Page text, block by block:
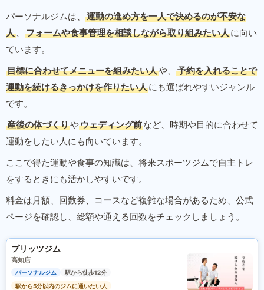
パーソナルジムは、
運動の進め方を一人で決めるのが不安な
人 、 フォームや食事管理を相談しながら取り組みたい人に向い
ています。
目標に合わせてメニューを組みたい人や、
予約を入れることで
運動を続けるきっかけを作りたい人にも選ばれやすいジャンル
です。
産後の体づくりやウェディング前など、時期や目的に合わせて
運動をしたい人にも向いています。
ここで得た運動や食事の知識は、将来スポーツジムで自主トレ
をするときにも活かしやすいです。
料金は月額、回数券、コースなど複雑な場合があるため、公式
ページを確認し、総額や通える回数をチェックしましょう。
プリッツジム
高知店
パーソナルジム
駅から徒歩12分
駅から5分以内のジムに通いたい人